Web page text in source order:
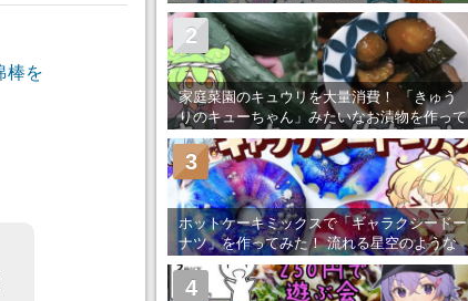
棒を
た！ 「RTA in Japan」のチャンネルの貸し
出しを利用し8/9から1週間にわたって開催
家庭菜園のキュウリを大量消費！ 「きゅう
りのキューちゃん」みたいなお漬物を作って
みた
2
ホットケーキミックスで「ギャラクシードー
ナツ」を作ってみた！ 流れる星空のような
レンチン・レシピを紹介
3
4